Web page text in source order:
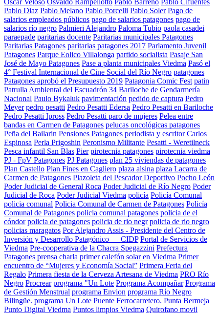
Oscar Veloso Osvaldo Rampellotto Pablo Barreno Pablo Cifuentes
Pablo Diaz Pablo Melano Pablo Porcelli Pablo Soler Pago de
salarios empleados públicos pago de salarios patagones pago de
salarios río negro Palmieri Alejandro Paloma Tubio paola casadei
paraepade paritarias docente Paritarias municipales Patagones
Paritarias Patagones paritarias patagones 2017 Parlamento Juvenil
Patagones Parque Eolico Villalonga partido socialista Pasaje San
José de Mayo Patagones Pase a planta municipales Viedma Pasó el
4° Festival Internacional de Cine Social del Río Negro patagones
Patagones aprobó el Presupuesto 2019 Patagonia Comic Fest patin
Patrulla Ambiental del Escuadrón 34 Bariloche de Gendarmería
Nacional Paulo Bykaluk pavimentación pedido de captura Pedro
Meyer pedro pesatti Pedro Pesatti Edersa Pedro Pesatti en Bariloche
Pedro Pesatti Ipross Pedro Pesatti paro de mujeres Pelea entre
bandas en Carmen de Patagones pelucas oncológicas patagones
Peña del Bailarin Pensiones Patagones periodista y escritor Carlos
Espinosa Perla Prigoshin Peronismo Militante Pesatti - Weretilneck
Pesca infantil San Blas Pier pirotecnia patagones pirotecnia viedma
PJ - FpV Patagones PJ Patagones plan 25 viviendas de patagones
Plan Castello Plan Fines en Cagliero plaza alsina plaza Lacarra de
Carmen de Patagones Plazoleta del Pescador Deportivo Pocho León
Poder Judicial de General Roca Poder Judicial de Río Negro Poder
Judicial de Roca Poder Judicial Viedma policía Policía Comunal
policia comunal Policia Comunal de Carmen de Patagones Policía
Comunal de Patagones policia comunal patagones policia de el
cóndor policia de patagones policia de rio negr policia de rio negro
policias maragatos Por Alejandro Assis - Presidente del Centro de
Inversión y Desarrollo Patagónico — CIDP Portal de Servicios de
Viedma Pre-cooperativa de la Chacra Spegazzini Prefectura
Patagones prensa charla primer calefón solar en Viedma Primer
encuentro de “Mujeres y Economía Social” Primera Feria del
Regalo Primera fiesta de la Cerveza Artesana de Viedma PRO Río
Negro Procrear programa "Un Lote Programa Acompañar Programa
de Gestión Menstrual programa Envion programa Río Negro
Bilingüe. programa Un Lote Puente Ferrocarretero. Punta Bermeja
Punto Digital Viedma Puntos limpios Viedma Quirofano movil